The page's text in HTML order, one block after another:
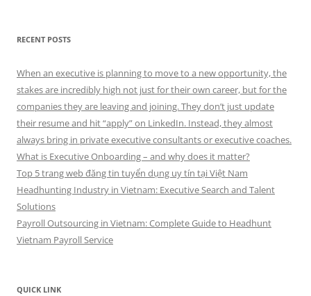
RECENT POSTS
When an executive is planning to move to a new opportunity, the
stakes are incredibly high not just for their own career, but for the
companies they are leaving and joining. They don’t just update
their resume and hit “apply” on LinkedIn. Instead, they almost
always bring in private executive consultants or executive coaches.
What is Executive Onboarding – and why does it matter?
Top 5 trang web đăng tin tuyển dụng uy tín tại Việt Nam
Headhunting Industry in Vietnam: Executive Search and Talent
Solutions
Payroll Outsourcing in Vietnam: Complete Guide to Headhunt
Vietnam Payroll Service
QUICK LINK